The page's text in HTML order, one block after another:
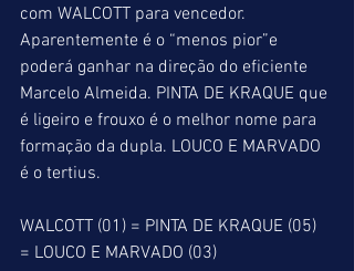
com WALCOTT para vencedor.
Aparentemente é o “menos pior”e
poderá ganhar na direção do eficiente
Marcelo Almeida. PINTA DE KRAQUE que
é ligeiro e frouxo é o melhor nome para
formação da dupla. LOUCO E MARVADO
é o tertius.
WALCOTT (01) = PINTA DE KRAQUE (05)
= LOUCO E MARVADO (03)